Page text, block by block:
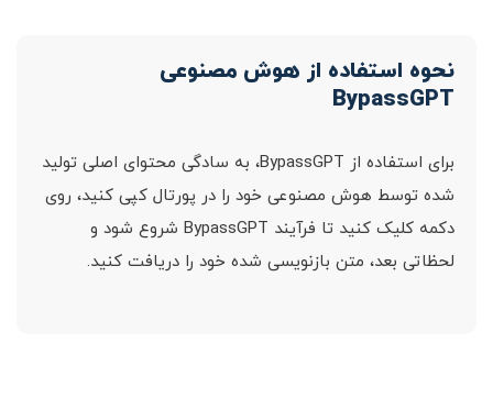
نحوه استفاده از هوش مصنوعی
BypassGPT
برای استفاده از BypassGPT، به سادگی محتوای اصلی تولید
شده توسط هوش مصنوعی خود را در پورتال کپی کنید، روی
دکمه کلیک کنید تا فرآیند BypassGPT شروع شود و
لحظاتی بعد، متن بازنویسی شده خود را دریافت کنید.